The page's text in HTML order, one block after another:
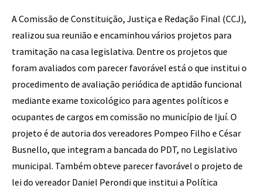
A Comissão de Constituição, Justiça e Redação Final (CCJ),
realizou sua reunião e encaminhou vários projetos para
tramitação na casa legislativa. Dentre os projetos que
foram avaliados com parecer favorável está o que institui o
procedimento de avaliação periódica de aptidão funcional
mediante exame toxicológico para agentes políticos e
ocupantes de cargos em comissão no município de Ijuí. O
projeto é de autoria dos vereadores Pompeo Filho e César
Busnello, que integram a bancada do PDT, no Legislativo
municipal. Também obteve parecer favorável o projeto de
lei do vereador Daniel Perondi que institui a Política